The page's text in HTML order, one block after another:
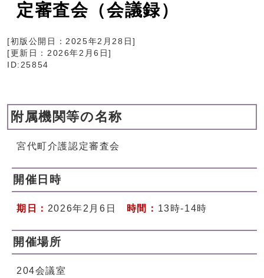
定審査会（会議録）
[初版公開日：2025年2月28日]
[更新日： 2026年2月6日]
ID:25854
附属機関等の名称
宮代町介護認定審査会
開催日時
期日： 2026年2月6日 時間： 13時-14時
開催場所
204会議室